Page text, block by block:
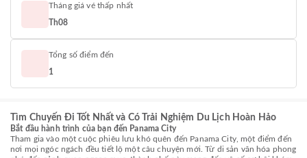
Tháng giá vé thấp nhất
Th08
Tổng số điểm đến
1
Tìm Chuyến Đi Tốt Nhất và Có Trải Nghiệm Du Lịch Hoàn Hảo
Bắt đầu hành trình của bạn đến Panama City
Tham gia vào một cuộc phiêu lưu khó quên đến Panama City, một điểm đến
nơi mọi ngóc ngách đều tiết lộ một câu chuyện mới. Từ di sản văn hóa phong